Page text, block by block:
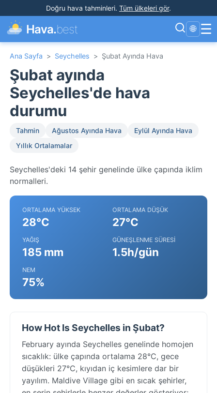
Doğru hava tahminleri. Tüm ülkeleri gör.
Hava.best 🌐 ☰
Ana Sayfa > Seychelles > Şubat Ayında Hava
Şubat ayında
Seychelles'de hava
durumu
Tahmin Ağustos Ayında Hava
Eylül Ayında Hava
Yıllık Ortalamalar
Seychelles'deki 14 şehir genelinde ülke çapında iklim
normalleri.
ORTALAMA YÜKSEK
28°C
ORTALAMA DÜŞÜK
27°C
YAĞIŞ
185 mm
GÜNEŞLENME SÜRESI
1.5h/gün
NEM
75%
How Hot Is Seychelles in Şubat?
February ayında Seychelles genelinde homojen
sıcaklık: ülke çapında ortalama 28°C, gece
düşükleri 27°C, kıyıdan iç kesimlere dar bir
yayılım. Maldive Village gibi en sıcak şehirler,